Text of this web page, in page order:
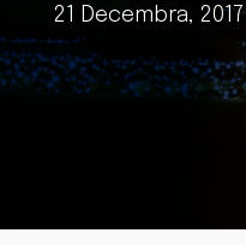
21 Decembra, 2017